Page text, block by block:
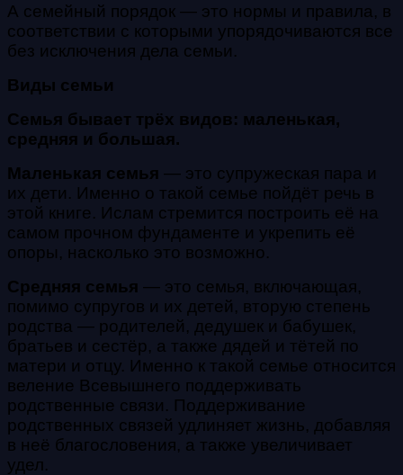
А семейный порядок — это нормы и правила, в
соответствии с которыми упорядочиваются все
без исключения дела семьи.
Виды семьи
Семья бывает трёх видов: маленькая,
средняя и большая.
Маленькая семья — это супружеская пара и
их дети. Именно о такой семье пойдёт речь в
этой книге. Ислам стремится построить её на
самом прочном фундаменте и укрепить её
опоры, насколько это возможно.
Средняя семья — это семья, включающая,
помимо супругов и их детей, вторую степень
родства — родителей, дедушек и бабушек,
братьев и сестёр, а также дядей и тётей по
матери и отцу. Именно к такой семье относится
веление Всевышнего поддерживать
родственные связи. Поддерживание
родственных связей удлиняет жизнь, добавляя
в неё благословения, а также увеличивает
удел.